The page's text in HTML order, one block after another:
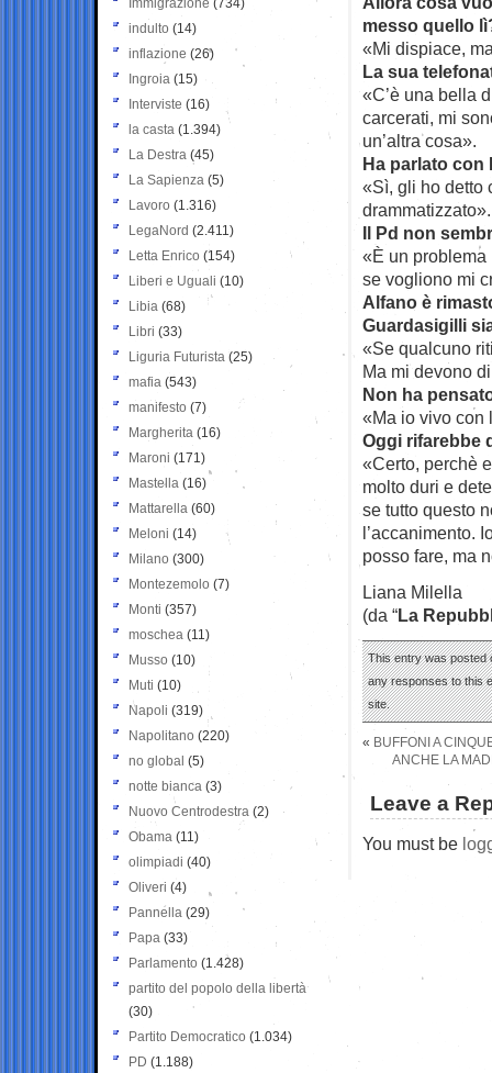
messo quello
«Mi dispiace,
La sua
«C’è una bella
carcerati, mi
un’altra cosa».
Ha parlato con
«Sì, gli ho detto
drammatizzato».
Il Pd non
«È un
se vogliono mi
Alfano è
Guardasigilli
«Se qualcuno
Ma mi devono
Non ha
«Ma io vivo
Oggi rifarebbe
«Certo, perchè
molto duri e
se tutto questo
l’accanimento.
posso fare, ma
Liana Milella
(da “La
This entry was posted
any responses to this
site.
« BUFFONI A
ANCHE LA
Leave a
You must be
Immigrazione (734)
indulto (14)
inflazione (26)
Ingroia (15)
Interviste (16)
la casta (1.394)
La Destra (45)
La Sapienza (5)
Lavoro (1.316)
LegaNord (2.411)
Letta Enrico (154)
Liberi e Uguali (10)
Libia (68)
Libri (33)
Liguria Futurista (25)
mafia (543)
manifesto (7)
Margherita (16)
Maroni (171)
Mastella (16)
Mattarella (60)
Meloni (14)
Milano (300)
Montezemolo (7)
Monti (357)
moschea (11)
Musso (10)
Muti (10)
Napoli (319)
Napolitano (220)
no global (5)
notte bianca (3)
Nuovo Centrodestra (2)
Obama (11)
olimpiadi (40)
Oliveri (4)
Pannella (29)
Papa (33)
Parlamento (1.428)
partito del popolo della libertà
(30)
Partito Democratico (1.034)
PD (1.188)